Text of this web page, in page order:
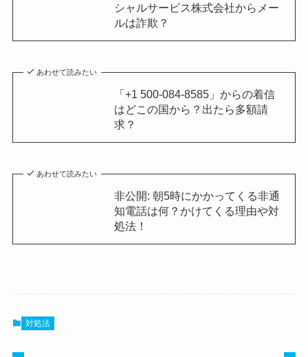
シャルサービス株式会社からメー
ルは詐欺？
あわせて読みたい
「+1 500-084-8585」からの着信
はどこの国から？出たら多額請
求？
あわせて読みたい
非公開: 朝5時にかかってくる非通
知電話は何？かけてくる理由や対
処法！
対処法